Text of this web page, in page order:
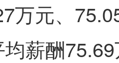
万元、
薪酬